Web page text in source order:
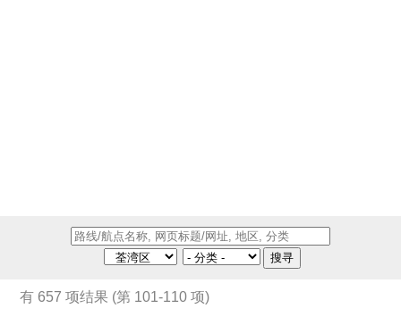
搜寻
有 657 项结果 (第 101-110 项)